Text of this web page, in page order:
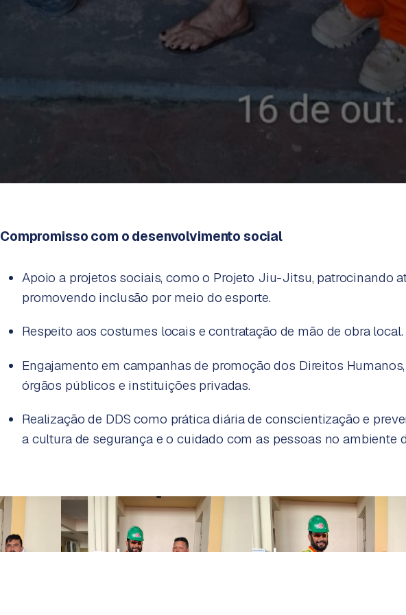
Compromisso com o desenvolvimento social
Apoio a projetos sociais, como o Projeto Jiu-Jitsu, patrocinando
promovendo inclusão por meio do esporte.
Respeito aos costumes locais e contratação de mão de obra local.
Engajamento em campanhas de promoção dos Direitos
órgãos públicos e instituições privadas.
Realização de DDS como prática diária de conscientização e
a cultura de segurança e o cuidado com as pessoas no ambiente